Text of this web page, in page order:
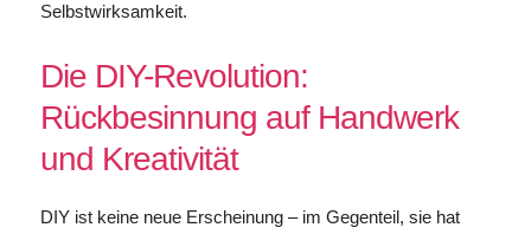
Selbstwirksamkeit.
Die DIY-Revolution:
Rückbesinnung auf Handwerk
und Kreativität
DIY ist keine neue Erscheinung – im Gegenteil, sie hat